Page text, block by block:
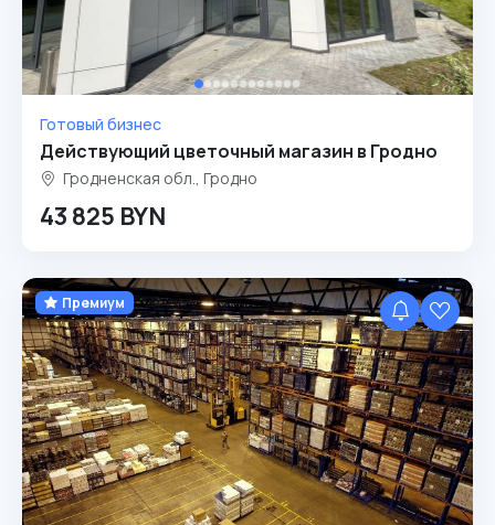
Готовый бизнес
Действующий цветочный магазин в Гродно
Гродненская обл., Гродно
43 825 BYN
Премиум